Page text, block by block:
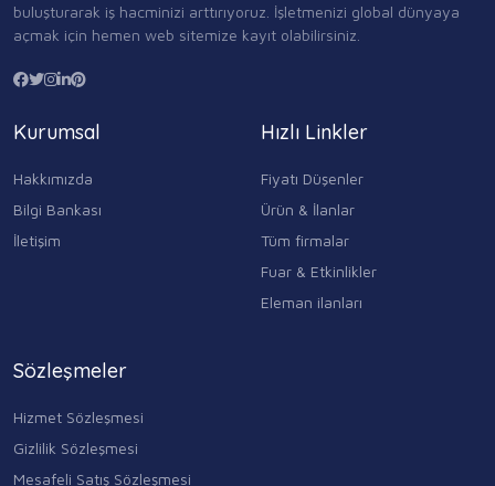
buluşturarak iş hacminizi arttırıyoruz. İşletmenizi global dünyaya
açmak için hemen web sitemize kayıt olabilirsiniz.
Kurumsal
Hakkımızda
Bilgi Bankası
İletişim
Hızlı Linkler
Fiyatı Düşenler
Ürün & İlanlar
Tüm firmalar
Fuar & Etkinlikler
Eleman ilanları
Sözleşmeler
Hizmet Sözleşmesi
Gizlilik Sözleşmesi
Mesafeli Satış Sözleşmesi